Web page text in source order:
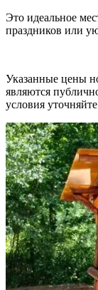
Это идеальное
праздников или
Указанные цены
являются
условия